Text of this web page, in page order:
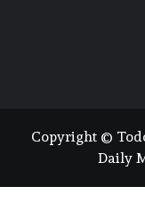
Copyright ©
Daily